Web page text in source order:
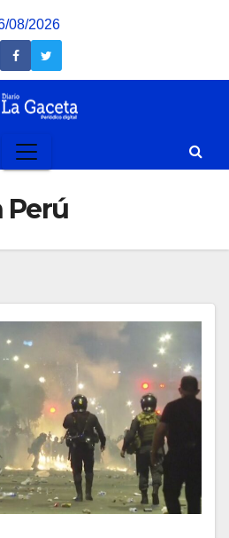
08/2026
Perú